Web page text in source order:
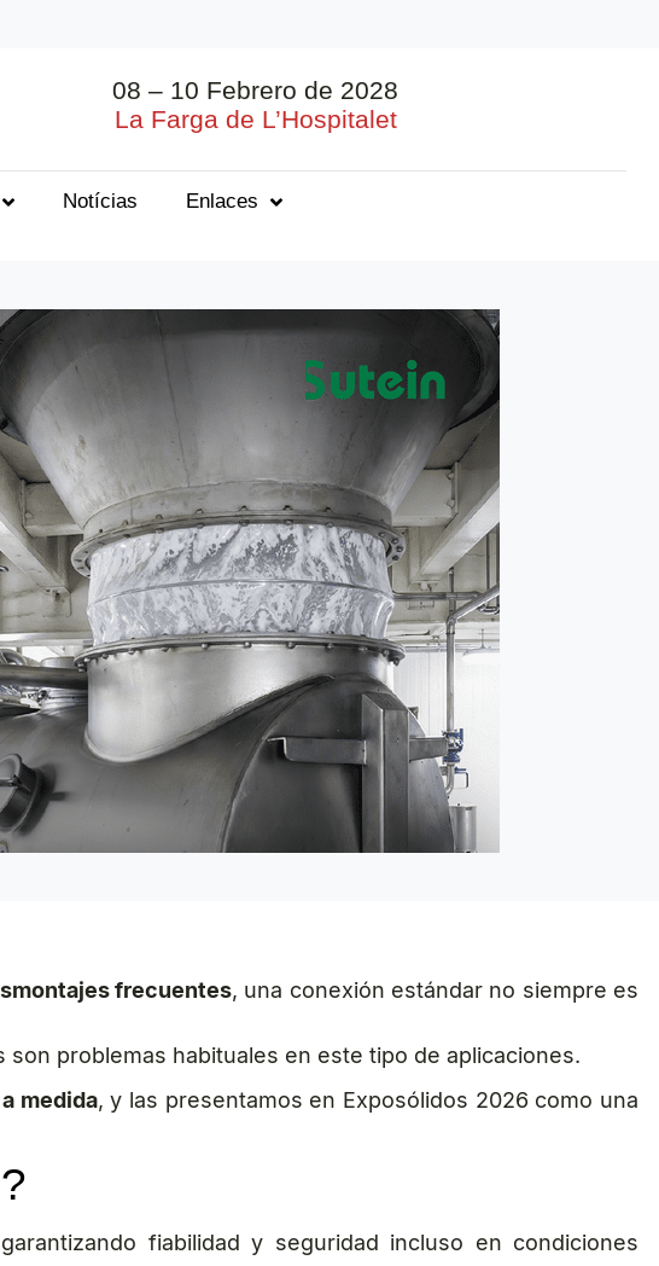
08 – 10 Febrero de 2028
La Farga de L’Hospitalet
Notícias Enlaces
frecuentes, una conexión estándar no siempre es
problemas habituales en este tipo de aplicaciones.
medida, y las presentamos en Exposólidos 2026 como una
fiabilidad y seguridad incluso en condiciones